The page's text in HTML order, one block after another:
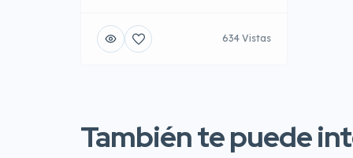
634 Vistas
También te puede